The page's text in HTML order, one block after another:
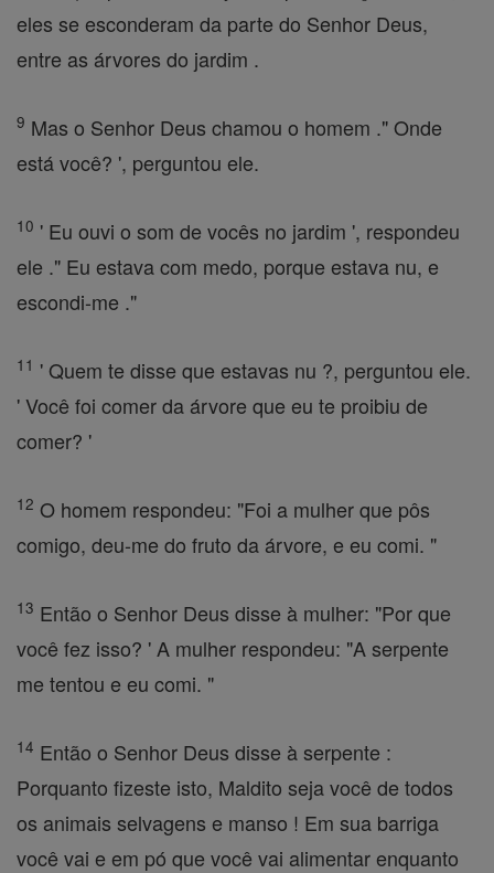
eles se esconderam da parte do Senhor Deus,
entre as árvores do jardim .
9 Mas o Senhor Deus chamou o homem ." Onde
está você? ', perguntou ele.
10 ' Eu ouvi o som de vocês no jardim ', respondeu
ele ." Eu estava com medo, porque estava nu, e
escondi-me ."
11 ' Quem te disse que estavas nu ?, perguntou ele.
' Você foi comer da árvore que eu te proibiu de
comer? '
12 O homem respondeu: "Foi a mulher que pôs
comigo, deu-me do fruto da árvore, e eu comi. "
13 Então o Senhor Deus disse à mulher: "Por que
você fez isso? ' A mulher respondeu: "A serpente
me tentou e eu comi. "
14 Então o Senhor Deus disse à serpente :
Porquanto fizeste isto, Maldito seja você de todos
os animais selvagens e manso ! Em sua barriga
você vai e em pó que você vai alimentar enquanto